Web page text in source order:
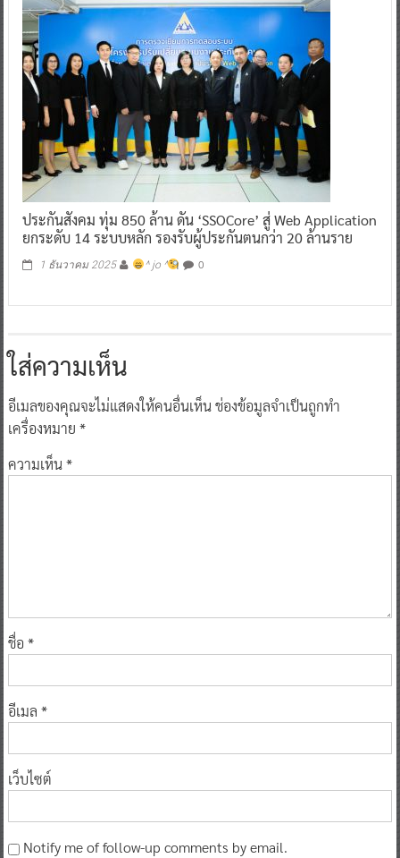
ประกันสังคม ทุ่ม 850 ล้าน ดัน ‘SSOCore’ สู่ Web Application
ยกระดับ 14 ระบบหลัก รองรับผู้ประกันตนกว่า 20 ล้านราย
1 ธันวาคม 2025 ^ jo ^ 0
ใส่ความเห็น
อีเมลของคุณจะไม่แสดงให้คนอื่นเห็นช่องข้อมูลจำเป็นถูกทำ
เครื่องหมาย *
ความเห็น*
ชื่อ *
อีเมล *
เว็บไซต์
Notify me of follow-up comments by email.